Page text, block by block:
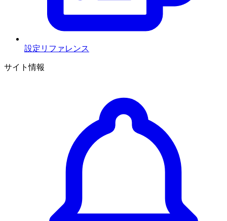
設定リファレンス
サイト情報